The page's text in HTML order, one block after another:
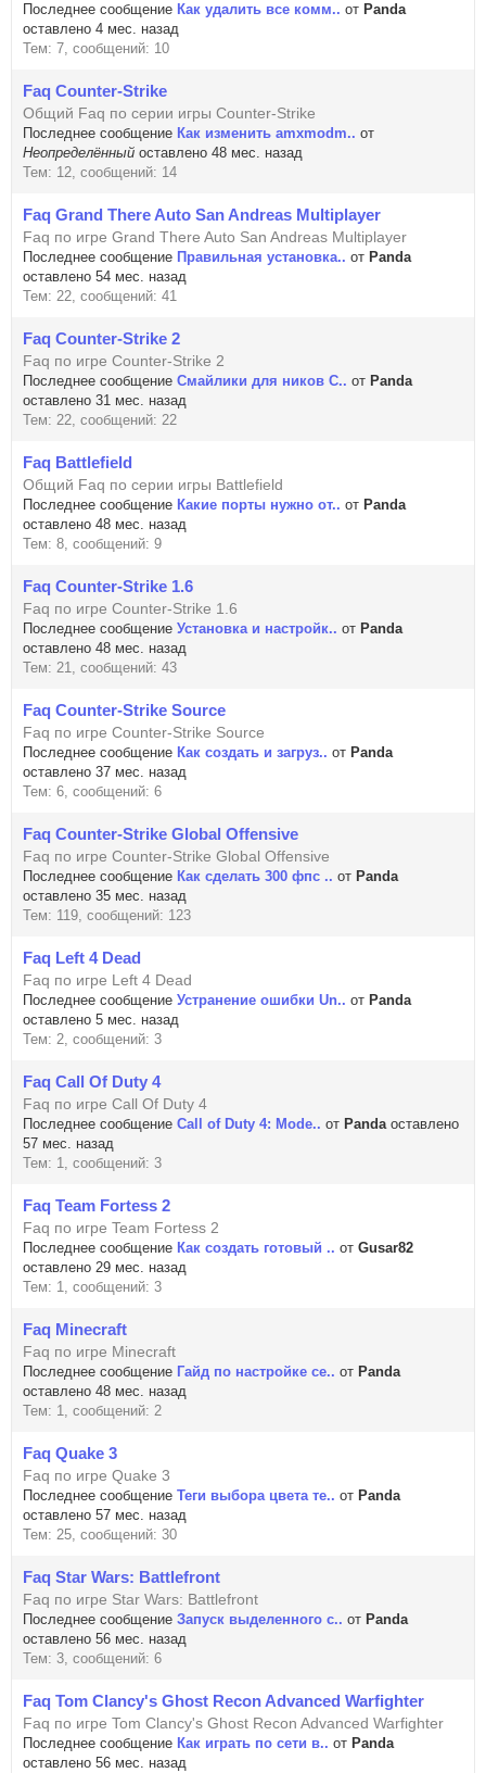
Последнее сообщение Как удалить все комм.. от Panda
оставлено 4 мес. назад
Тем: 7, сообщений: 10
Faq Counter-Strike
Общий Faq по серии игры Counter-Strike
Последнее сообщение Как изменить amxmodm.. от
Неопределённый оставлено 48 мес. назад
Тем: 12, сообщений: 14
Faq Grand There Auto San Andreas Multiplayer
Faq по игре Grand There Auto San Andreas Multiplayer
Последнее сообщение Правильная установка.. от Panda
оставлено 54 мес. назад
Тем: 22, сообщений: 41
Faq Counter-Strike 2
Faq по игре Counter-Strike 2
Последнее сообщение Смайлики для ников C.. от Panda
оставлено 31 мес. назад
Тем: 22, сообщений: 22
Faq Battlefield
Общий Faq по серии игры Battlefield
Последнее сообщение Какие порты нужно от.. от Panda
оставлено 48 мес. назад
Тем: 8, сообщений: 9
Faq Counter-Strike 1.6
Faq по игре Counter-Strike 1.6
Последнее сообщение Установка и настройк.. от Panda
оставлено 48 мес. назад
Тем: 21, сообщений: 43
Faq Counter-Strike Source
Faq по игре Counter-Strike Source
Последнее сообщение Как создать и загруз.. от Panda
оставлено 37 мес. назад
Тем: 6, сообщений: 6
Faq Counter-Strike Global Offensive
Faq по игре Counter-Strike Global Offensive
Последнее сообщение Как сделать 300 фпс .. от Panda
оставлено 35 мес. назад
Тем: 119, сообщений: 123
Faq Left 4 Dead
Faq по игре Left 4 Dead
Последнее сообщение Устранение ошибки Un.. от Panda
оставлено 5 мес. назад
Тем: 2, сообщений: 3
Faq Call Of Duty 4
Faq по игре Call Of Duty 4
Последнее сообщение Call of Duty 4: Mode.. от Pandaоставлено
57 мес. назад
Тем: 1, сообщений: 3
Faq Team Fortess 2
Faq по игре Team Fortess 2
Последнее сообщение Как создать готовый .. от Gusar82
оставлено 29 мес. назад
Тем: 1, сообщений: 3
Faq Minecraft
Faq по игре Minecraft
Последнее сообщение Гайд по настройке се.. от Panda
оставлено 48 мес. назад
Тем: 1, сообщений: 2
Faq Quake 3
Faq по игре Quake 3
Последнее сообщение Теги выбора цвета те.. от Panda
оставлено 57 мес. назад
Тем: 25, сообщений: 30
Faq Star Wars: Battlefront
Faq по игре Star Wars: Battlefront
Последнее сообщение Запуск выделенного с.. от Panda
оставлено 56 мес. назад
Тем: 3, сообщений: 6
Faq Tom Clancy's Ghost Recon Advanced Warfighter
Faq по игре Tom Clancy's Ghost Recon Advanced Warfighter
Последнее сообщение Как играть по сети в.. от Panda
оставлено 56 мес. назад